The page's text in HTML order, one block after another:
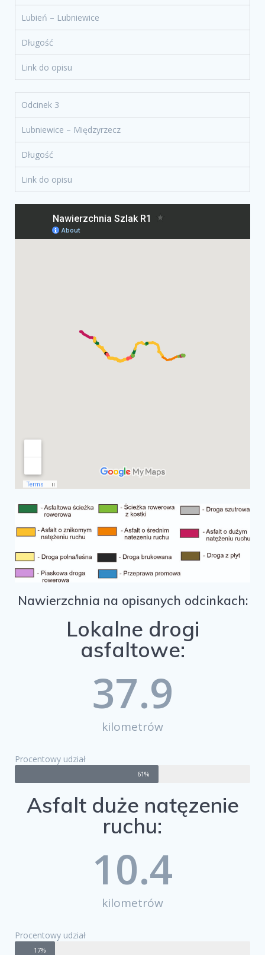
Lubień – Lubniewice
Długość
Link do opisu
Odcinek 3
Lubniewice – Międzyrzecz
Długość
Link do opisu
Nawierzchnia na opisanych odcinkach:
Lokalne drogi
asfaltowe:
kilometrów
37.9
Procentowy udział
61%
Asfalt duże natęzenie
ruchu:
kilometrów
10.4
Procentowy udział
17%